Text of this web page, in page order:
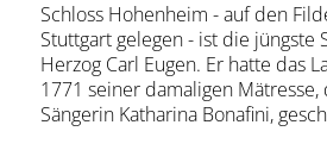
Schloss Hohenheim - auf den
Stuttgart gelegen - ist die jüngste
Herzog Carl Eugen. Er hatte das
1771 seiner damaligen
Sängerin Katharina Bonafini,